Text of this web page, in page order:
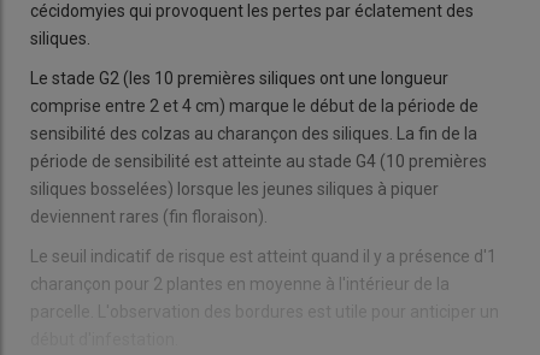
cécidomyies qui provoquent les pertes par éclatement des
siliques.
Le stade G2 (les 10 premières siliques ont une longueur
comprise entre 2 et 4 cm) marque le début de la période de
sensibilité des colzas au charançon des siliques. La fin de la
période de sensibilité est atteinte au stade G4 (10 premières
siliques bosselées) lorsque les jeunes siliques à piquer
deviennent rares (fin floraison).
Le seuil indicatif de risque est atteint quand il y a présence d'1
charançon pour 2 plantes en moyenne à l'intérieur de la
parcelle. L'observation des bordures est utile pour anticiper un